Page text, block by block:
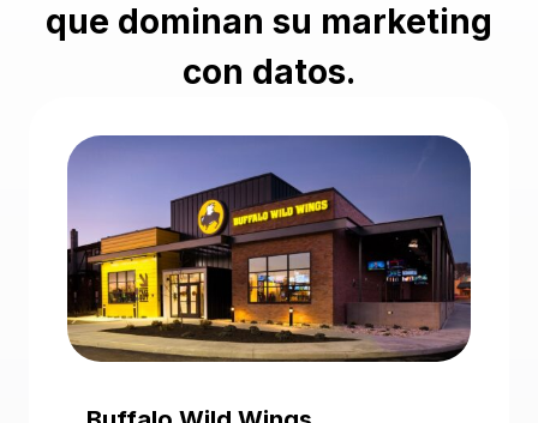
que dominan su marketing
con datos.